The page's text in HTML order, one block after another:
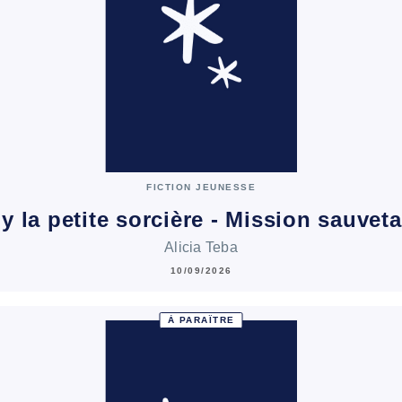
FICTION JEUNESSE
la petite sorcière - Mission
Alicia Teba
10/09/2026
À PARAÎTRE